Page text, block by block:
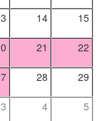
14 15
21 22
28 29
3 4 5